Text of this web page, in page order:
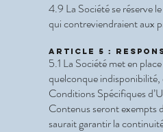
4.9 La Société se réserve
qui contreviendraient aux
Article 5 :
5.1 La Société met en
quelconque indisponibilité,
Conditions Spécifiques
Contenus seront exempts
saurait garantir la